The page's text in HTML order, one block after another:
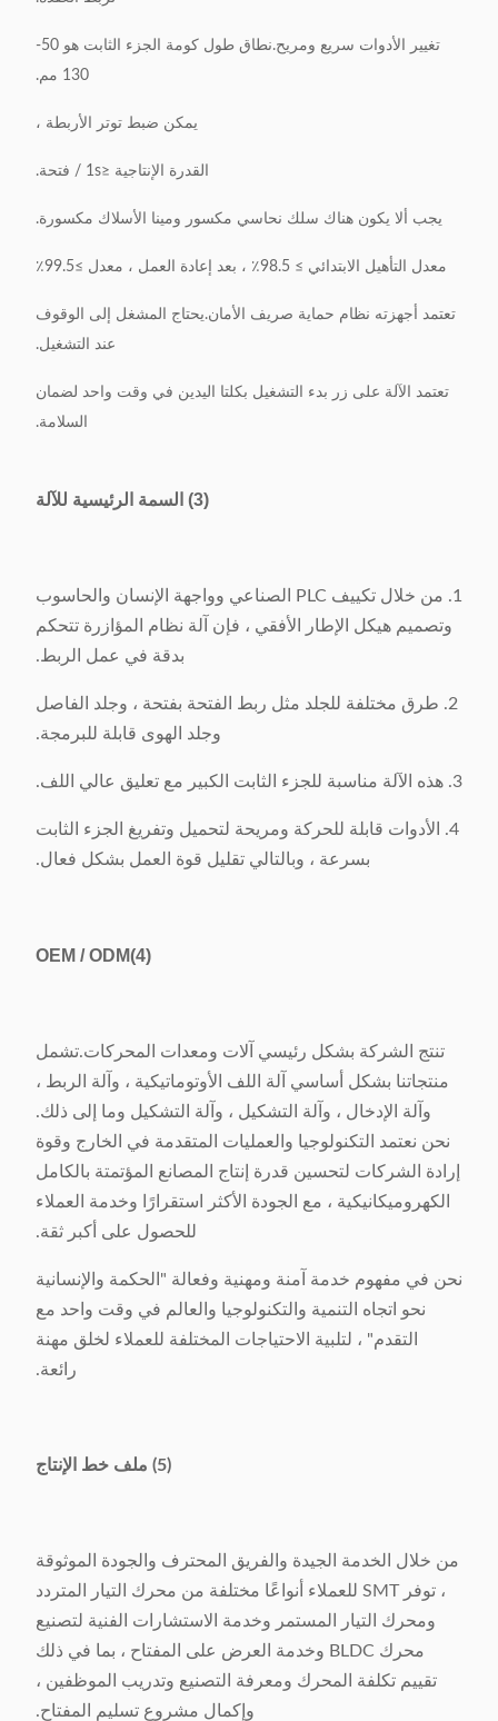
تغيير الأدوات سريع ومريح.نطاق طول كومة الجزء الثابت هو 50-
130 مم.
يمكن ضبط توتر الأربطة ،
القدرة الإنتاجية ≤1s / فتحة.
يجب ألا يكون هناك سلك نحاسي مكسور ومينا الأسلاك مكسورة.
معدل التأهيل الابتدائي ≥ 98.5٪ ، بعد إعادة العمل ، معدل ≥99.5٪
تعتمد أجهزته نظام حماية صريف الأمان.يحتاج المشغل إلى الوقوف
عند التشغيل.
تعتمد الآلة على زر بدء التشغيل بكلتا اليدين في وقت واحد لضمان
السلامة.
(3) السمة الرئيسية للآلة
1. من خلال تكييف PLC الصناعي وواجهة الإنسان والحاسوب
وتصميم هيكل الإطار الأفقي ، فإن آلة نظام المؤازرة تتحكم
بدقة في عمل الربط.
2. طرق مختلفة للجلد مثل ربط الفتحة بفتحة ، وجلد الفاصل
وجلد الهوى قابلة للبرمجة.
3. هذه الآلة مناسبة للجزء الثابت الكبير مع تعليق عالي اللف.
4. الأدوات قابلة للحركة ومريحة لتحميل وتفريغ الجزء الثابت
بسرعة ، وبالتالي تقليل قوة العمل بشكل فعال.
(4)
OEM / ODM
تنتج الشركة بشكل رئيسي آلات ومعدات المحركات.تشمل
منتجاتنا بشكل أساسي آلة اللف الأوتوماتيكية ، وآلة الربط ،
وآلة الإدخال ، وآلة التشكيل ، وآلة التشكيل وما إلى ذلك.
نحن نعتمد التكنولوجيا والعمليات المتقدمة في الخارج وقوة
إرادة الشركات لتحسين قدرة إنتاج المصانع المؤتمتة بالكامل
الكهروميكانيكية ، مع الجودة الأكثر استقرارًا وخدمة العملاء
للحصول على أكبر ثقة.
نحن في مفهوم خدمة آمنة ومهنية وفعالة "الحكمة والإنسانية
نحو اتجاه التنمية والتكنولوجيا والعالم في وقت واحد مع
التقدم" ، لتلبية الاحتياجات المختلفة للعملاء لخلق مهنة
رائعة.
(5) ملف خط الإنتاج
من خلال الخدمة الجيدة والفريق المحترف والجودة الموثوقة
، توفر SMT للعملاء أنواعًا مختلفة من محرك التيار المتردد
ومحرك التيار المستمر وخدمة الاستشارات الفنية لتصنيع
محرك BLDC وخدمة العرض على المفتاح ، بما في ذلك
تقييم تكلفة المحرك ومعرفة التصنيع وتدريب الموظفين ،
وإكمال مشروع تسليم المفتاح.